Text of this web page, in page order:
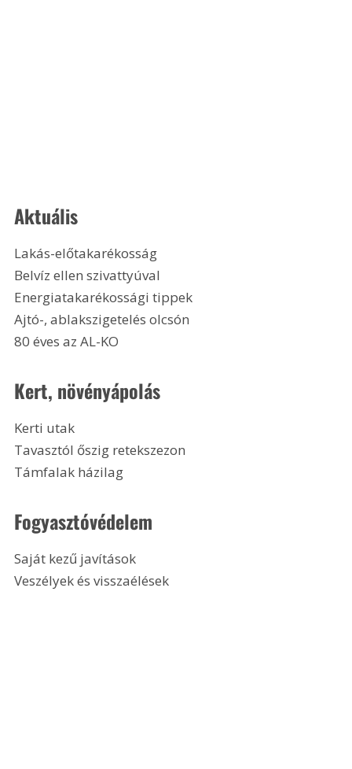
Aktuális
Lakás-előtakarékosság
Belvíz ellen szivattyúval
Energiatakarékossági tippek
Ajtó-, ablakszigetelés olcsón
80 éves az AL-KO
Kert, növényápolás
Kerti utak
Tavasztól őszig retekszezon
Támfalak házilag
Fogyasztóvédelem
Saját kezű javítások
Veszélyek és visszaélések